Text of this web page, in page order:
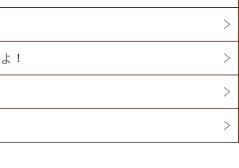
！